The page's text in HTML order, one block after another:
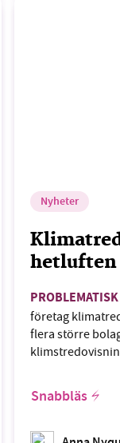
Nyheter
hetluften
företag
flera större
Snabbläs
–